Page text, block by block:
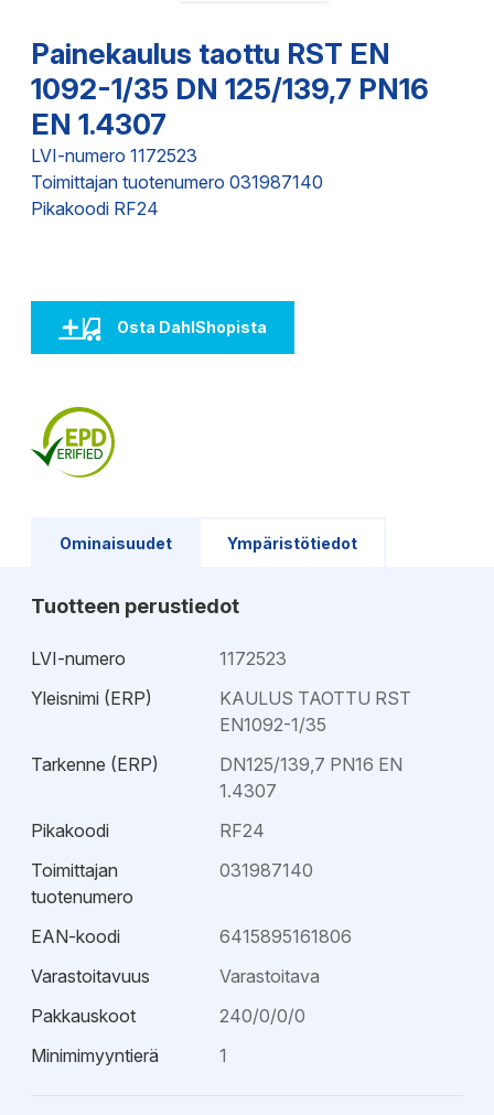
Painekaulus taottu RST EN
1092-1/35 DN 125/139,7 PN16
EN 1.4307
LVI-numero 1172523
Toimittajan tuotenumero 031987140
Pikakoodi RF24
Osta DahlShopista
Ominaisuudet Ympäristötiedot
Tuotteen perustiedot
LVI-numero
1172523
Yleisnimi (ERP)
KAULUS TAOTTU RST
EN1092-1/35
Tarkenne (ERP)
DN125/139,7 PN16 EN
1.4307
Pikakoodi
RF24
Toimittajan
tuotenumero
031987140
EAN-koodi
6415895161806
Varastoitavuus
Varastoitava
Pakkauskoot
240/0/0/0
Minimimyyntierä
1